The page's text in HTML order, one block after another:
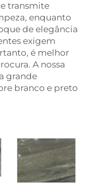
transmite
enquanto
de elegância
exigem
é melhor
A nossa
grande
branco e preto